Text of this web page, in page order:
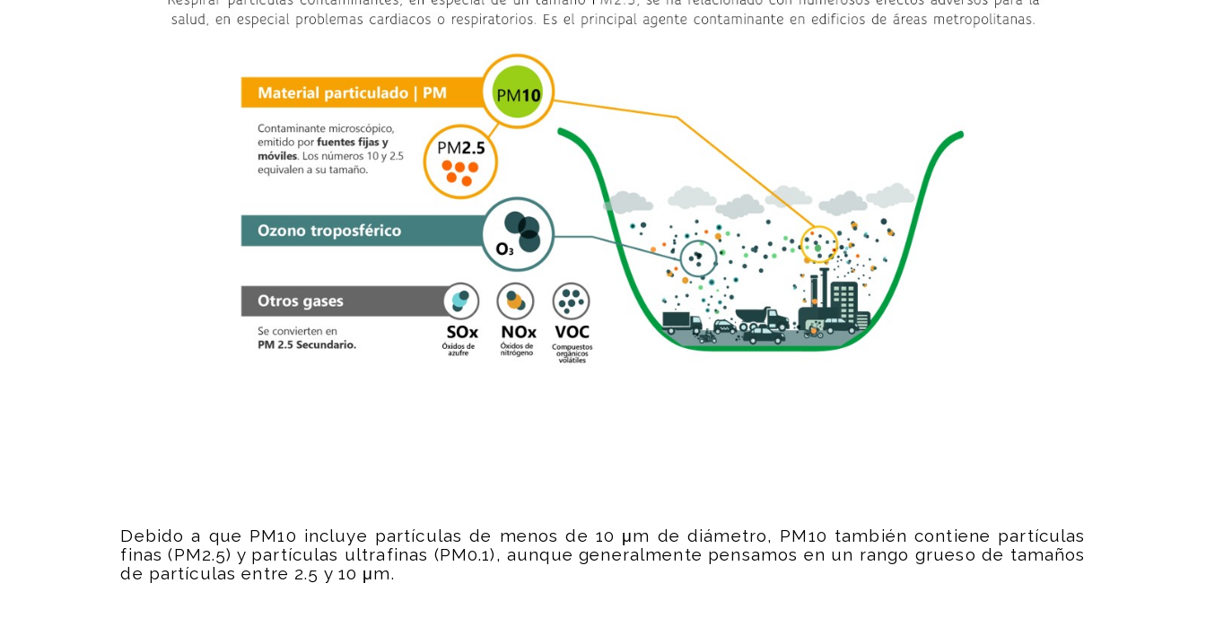
Debido a que PM10 incluye partículas de menos de 10 μm de diámetro, PM10 también contiene partículas
finas (PM2.5) y partículas ultrafinas (PM0.1), aunque generalmente pensamos en un rango grueso de tamaños
de partículas entre 2.5 y 10 μm.